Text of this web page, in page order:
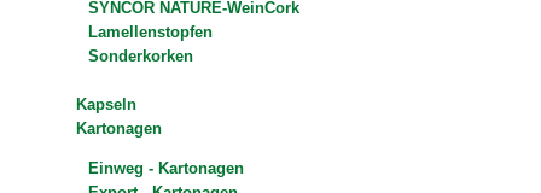
SYNCOR NATURE-WeinCork
Lamellenstopfen
Sonderkorken
Kapseln
Kartonagen
Einweg - Kartonagen